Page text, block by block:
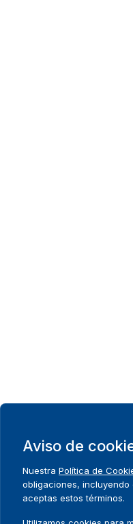
Aviso de
Nuestra Política de
obligaciones,
aceptas estos términos.